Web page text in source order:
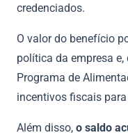
credenciados.
O valor do benefício
política da empresa
Programa de
incentivos fiscais
Além disso, o saldo